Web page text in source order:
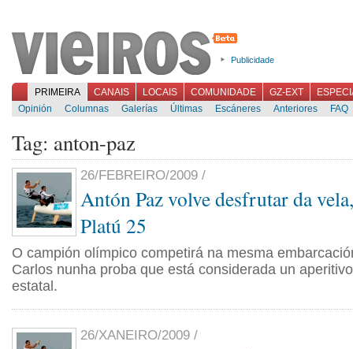
Publicidade
PRIMEIRA CANAIS LOCAIS COMUNIDADE GZ-EXT
Opinión
Columnas Galerías Últimas Escáneres Anteriores FAQ
Tag: anton-paz
26/FEBREIRO/2009 /
Antón Paz volve desfrutar da
Platú 25
O campión olímpico competirá na mesma
Carlos nunha proba que está considerada un
estatal.
26/XANEIRO/2009 /